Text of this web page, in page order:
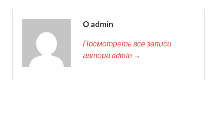
О admin
Посмотреть все записи
автора admin →